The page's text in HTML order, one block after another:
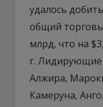
удалось
общий
млрд, что на
г. Лидирующие
Алжира,
Камеруна,